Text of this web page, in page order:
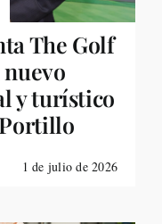
The Golf
y turístico
1 de julio de 2026